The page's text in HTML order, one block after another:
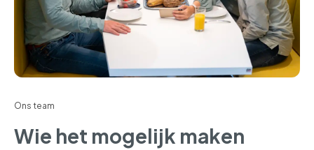
Ons team
Wie het mogelijk maken